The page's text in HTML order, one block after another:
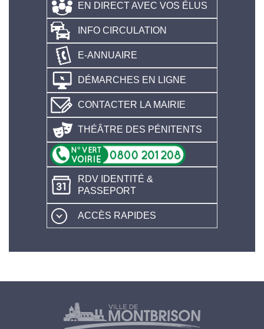
EN DIRECT AVEC VOS ÉLUS
INFO CIRCULATION
E-ANNUAIRE
DÉMARCHES EN LIGNE
CONTACTER LA MAIRIE
THÉÂTRE DES PÉNITENTS
RDV IDENTITÉ &
PASSEPORT
ACCÈS RAPIDES